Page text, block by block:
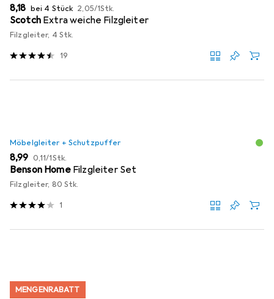
EUR
8,18 bei 4 Stück EUR
2,05/1Stk.
Scotch Extra weiche Filzgleiter
Filzgleiter, 4 Stk.
19
Möbelgleiter + Schutzpuffer
EUR
8,99 EUR
0,11/1Stk.
Benson Home Filzgleiter Set
Filzgleiter, 80 Stk.
1
MENGENRABATT